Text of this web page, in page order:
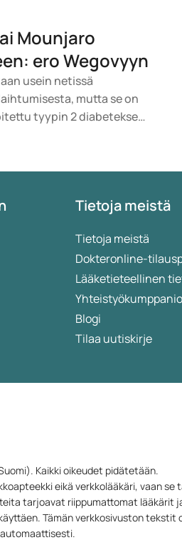
Mounjaro
ero Wegovyyn
usein netissä
mutta se on
tyypin 2 diabeteksen
esille nousevat
vaihtoehdot kuten
BMI:si ja
Tietoja meistä
Tietoja meistä
Dokteronline-
Lääketieteellinen
Blogi
Tilaa uutiskirje
Kaikki oikeudet pidätetään.
eikä verkkolääkäri, vaan
tarjoavat riippumattomat lääkärit
Tämän verkkosivuston tekstit